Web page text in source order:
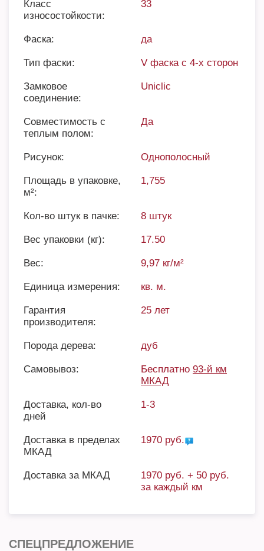
Класс
износостойкости:
33
Фаска: да
Тип фаски: V фаска с 4-х сторон
Замковое
соединение:
Uniclic
Совместимость с
теплым полом:
Да
Рисунок: Однополосный
Площадь в упаковке,
м²:
1,755
Кол-во штук в пачке: 8 штук
Вес упаковки (кг): 17.50
Вес: 9,97 кг/м²
Единица измерения: кв. м.
Гарантия
производителя:
25 лет
Порода дерева: дуб
Самовывоз: Бесплатно 93-й км
МКАД
Доставка, кол-во
дней
1-3
Доставка в пределах
МКАД
1970 руб.
Доставка за МКАД
1970 руб. + 50 руб.
за каждый км
СПЕЦПРЕДЛОЖЕНИЕ